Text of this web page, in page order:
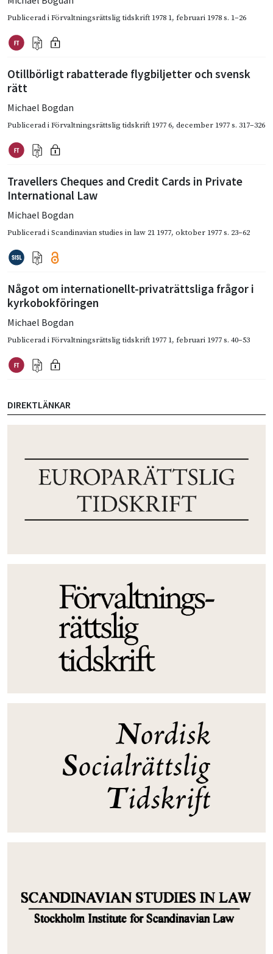
Publicerad iFörvaltningsrättslig tidskrift 1978 1, februari 1978s. 1–26
Otillbörligt rabatterade flygbiljetter och svensk
rätt
Michael Bogdan
Publicerad iFörvaltningsrättslig tidskrift 1977 6, december 1977s. 317–326
Travellers Cheques and Credit Cards in Private
International Law
Michael Bogdan
Publicerad iScandinavian studies in law 21 1977, oktober 1977s. 23–62
Något om internationellt-privaträttsliga frågor i
kyrkobokföringen
Michael Bogdan
Publicerad iFörvaltningsrättslig tidskrift 1977 1, februari 1977s. 40–53
DIREKTLÄNKAR